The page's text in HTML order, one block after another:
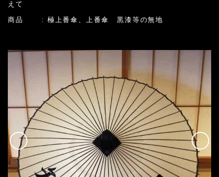
えて
商品 : 極上番傘、 上番傘 黒漆等の無地